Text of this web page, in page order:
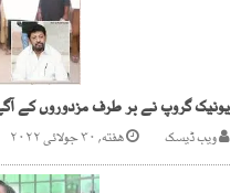
یونیک گروپ نے بر طرف مزدوروں کے
ویب ڈیسک هفته, ۳۰ جولائی ۲۰۲۲